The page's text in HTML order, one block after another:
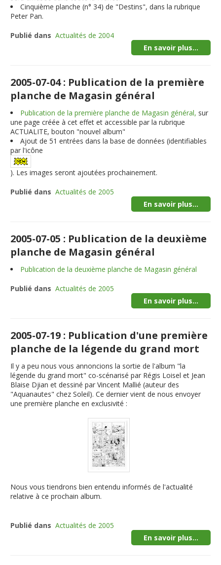
Cinquième planche (n° 34) de "Destins", dans la rubrique
Peter Pan.
Publié dans Actualités de 2004
En savoir plus...
2005-07-04 : Publication de la première
planche de Magasin général
Publication de la première planche de Magasin général, sur
une page créée à cet effet et accessible par la rubrique
ACTUALITE, bouton "nouvel album"
Ajout de51 entrées dans la base de données (identifiables
par l'icône
). Les images seront ajoutées prochainement.
Publié dans Actualités de 2005
En savoir plus...
2005-07-05 : Publication de la deuxième
planche de Magasin général
Publication de la deuxième planche de Magasin général
Publié dans Actualités de 2005
En savoir plus...
2005-07-19 : Publication d'une première
planche de la légende du grand mort
Il y a peu nous vous annoncions la sortie de l'album "la
légende du grand mort" co-scénarisé par Régis Loisel et Jean
Blaise Djian et dessiné par Vincent Mallié (auteur des
"Aquanautes" chez Soleil). Ce dernier vient de nous envoyer
une première planche en exclusivité :
Nous vous tiendrons bien entendu informés de l'actualité
relative à ce prochain album.
Publié dans Actualités de 2005
En savoir plus...